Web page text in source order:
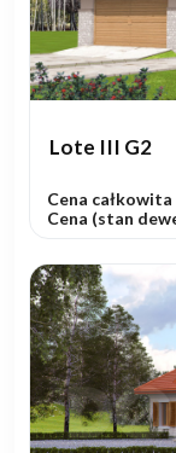
Lote III G2
Cena
Cena (stan